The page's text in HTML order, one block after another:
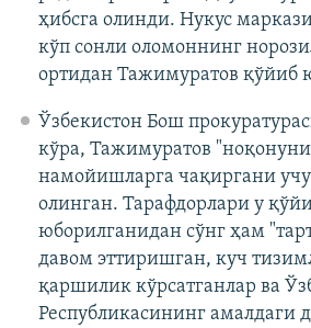
ҳибсга олинди. Нукус
кўп сонли оломоннинг
ортидан Тажимуратов қўйиб
Ўзбекистон Бош
кўра, Тажимуратов
намойишларга чақиргани
олинган. Тарафдорлари у
юборилганидан сўнг ҳам
давом эттиришган, куч
қаршилик кўрсатганлар ва
Республикасининг амалдаги